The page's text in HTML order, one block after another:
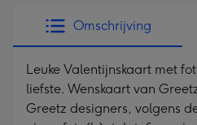
Omschrijving
Leuke Valentijnskaart met
liefste. Wenskaart van
Greetz designers, volgens